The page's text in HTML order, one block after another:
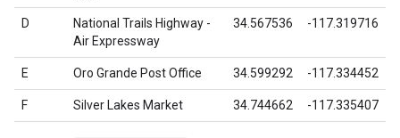
D
National Trails Highway -
Air Expressway
34.567536 -117.319716
E Oro Grande Post Office 34.599292 -117.334452
F Silver Lakes Market 34.744662 -117.335407